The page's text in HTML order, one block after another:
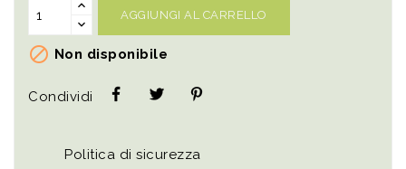
AGGIUNGI AL CARRELLO
 Non disponibile
Condividi
Politica di sicurezza